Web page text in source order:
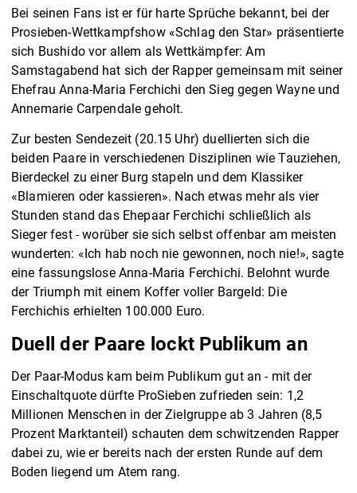
Bei seinen Fans ist er für harte Sprüche bekannt, bei der
Prosieben-Wettkampfshow «Schlag den Star» präsentierte
sich Bushido vor allem als Wettkämpfer: Am
Samstagabend hat sich der Rapper gemeinsam mit seiner
Ehefrau Anna-Maria Ferchichi den Sieg gegen Wayne und
Annemarie Carpendale geholt.
Zur besten Sendezeit (20.15 Uhr) duellierten sich die
beiden Paare in verschiedenen Disziplinen wie Tauziehen,
Bierdeckel zu einer Burg stapeln und dem Klassiker
«Blamieren oder kassieren». Nach etwas mehr als vier
Stunden stand das Ehepaar Ferchichi schließlich als
Sieger fest - worüber sie sich selbst offenbar am meisten
wunderten: «Ich hab noch nie gewonnen, noch nie!», sagte
eine fassungslose Anna-Maria Ferchichi. Belohnt wurde
der Triumph mit einem Koffer voller Bargeld: Die
Ferchichis erhielten 100.000 Euro.
Duell der Paare lockt Publikum an
Der Paar-Modus kam beim Publikum gut an - mit der
Einschaltquote dürfte ProSieben zufrieden sein: 1,2
Millionen Menschen in der Zielgruppe ab 3 Jahren (8,5
Prozent Marktanteil) schauten dem schwitzenden Rapper
dabei zu, wie er bereits nach der ersten Runde auf dem
Boden liegend um Atem rang.